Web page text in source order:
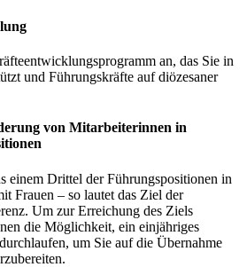
an, das Sie in
und Führungskräfte auf diözesaner
von Mitarbeiterinnen in
einem Drittel der Führungspositionen in
Frauen – so lautet das Ziel der
Um zur Erreichung des Ziels
die Möglichkeit, ein einjähriges
um Sie auf die Übernahme